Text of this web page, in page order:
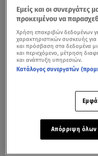
Εμείς και οι συνεργάτες
προκειμένου να
Χρήση επακριβών δεδομένων
χαρακτηριστικών συσκευής
και πρόσβαση στα δεδομένα
και περιεχόμενο, μέτρηση
και ανάπτυξη υπηρεσιών.
Κατάλογος συνεργατών
Απόρριψη όλων